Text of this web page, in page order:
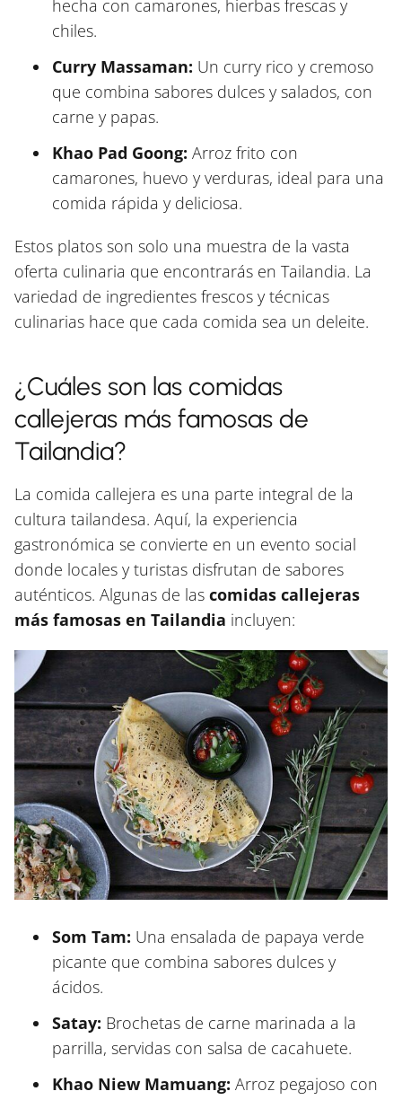
hecha con camarones, hierbas frescas y
chiles.
Curry Massaman: Un curry rico y cremoso
que combina sabores dulces y salados, con
carne y papas.
Khao Pad Goong: Arroz frito con
camarones, huevo y verduras, ideal para una
comida rápida y deliciosa.
Estos platos son solo una muestra de la vasta
oferta culinaria que encontrarás en Tailandia. La
variedad de ingredientes frescos y técnicas
culinarias hace que cada comida sea un deleite.
¿Cuáles son las comidas
callejeras más famosas de
Tailandia?
La comida callejera es una parte integral de la
cultura tailandesa. Aquí, la experiencia
gastronómica se convierte en un evento social
donde locales y turistas disfrutan de sabores
auténticos. Algunas de las comidas callejeras
más famosas en Tailandia incluyen:
Som Tam: Una ensalada de papaya verde
picante que combina sabores dulces y
ácidos.
Satay: Brochetas de carne marinada a la
parrilla, servidas con salsa de cacahuete.
Khao Niew Mamuang: Arroz pegajoso con